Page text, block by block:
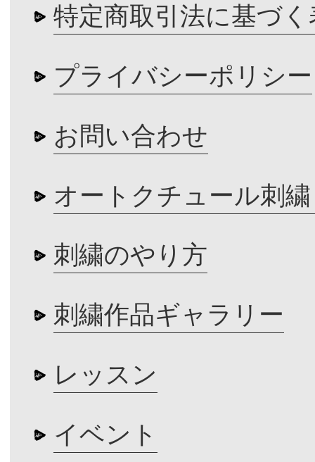
特定商取引法に基づく
プライバシーポリシー
お問い合わせ
オートクチュール刺
刺繍のやり方
刺繍作品ギャラリー
レッスン
イベント